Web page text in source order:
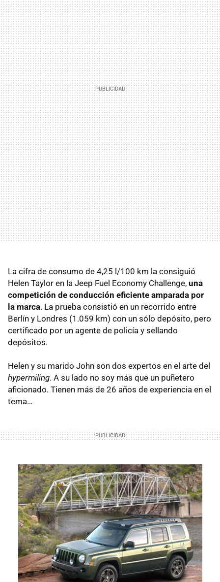
La cifra de consumo de 4,25 l/100 km la consiguió
Helen Taylor en la Jeep Fuel Economy Challenge, una
competición de conducción eficiente amparada por
la marca. La prueba consistió en un recorrido entre
Berlín y Londres (1.059 km) con un sólo depósito, pero
certificado por un agente de policía y sellando
depósitos.
Helen y su marido John son dos expertos en el arte del
hypermiling. A su lado no soy más que un puñetero
aficionado. Tienen más de 26 años de experiencia en el
tema…